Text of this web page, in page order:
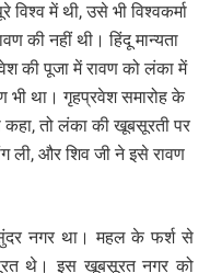
में थी, उसे भी विश्वकर्मा
की नहीं थी। हिंदू मान्यता
की पूजा में रावण को लंका में
भी था। गृहप्रवेश समारोह के
कहा, तो लंका की खूबसूरती पर
ली, और शिव जी ने इसे रावण
नगर था। महल के फर्श से
थे। इस खूबसूरत नगर को